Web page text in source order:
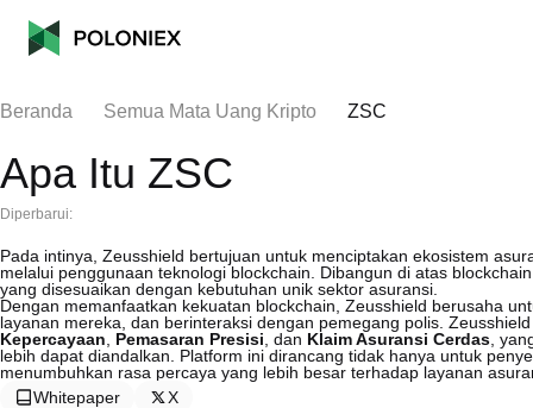
Beranda Semua Mata Uang Kripto ZSC
Apa Itu ZSC
Diperbarui:
Pada intinya, Zeusshield bertujuan untuk menciptakan ekosistem
melalui penggunaan teknologi blockchain. Dibangun di atas
yang disesuaikan dengan kebutuhan unik sektor asuransi.
Dengan memanfaatkan kekuatan blockchain, Zeusshield berusaha
layanan mereka, dan berinteraksi dengan pemegang polis.
Kepercayaan
Pemasaran Presisi , dan Klaim Asuransi Cerdas ,
lebih dapat diandalkan. Platform ini dirancang tidak hanya untuk
menumbuhkan rasa percaya yang lebih besar terhadap layanan
Whitepaper
X